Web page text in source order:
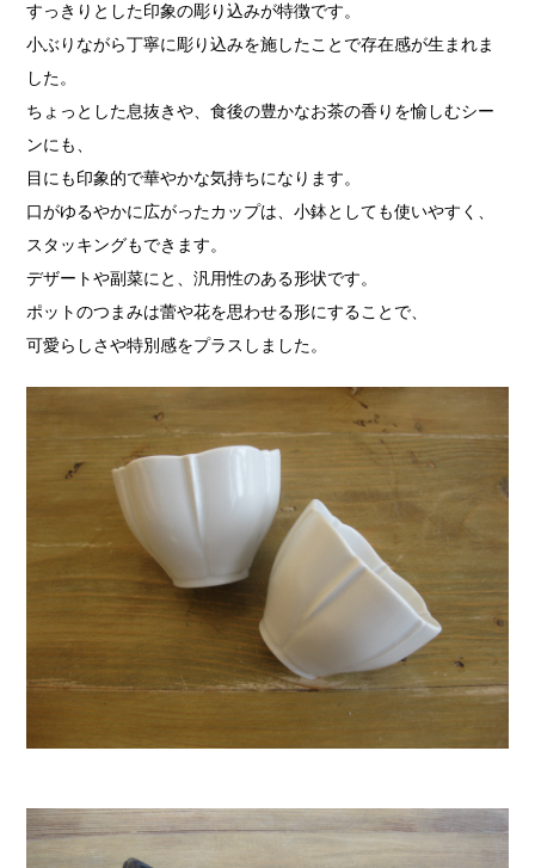
すっきりとした印象の彫り込みが特徴です。
小ぶりながら丁寧に彫り込みを施したことで存在感が生まれま
した。
ちょっとした息抜きや、食後の豊かなお茶の香りを愉しむシー
ンにも、
目にも印象的で華やかな気持ちになります。
口がゆるやかに広がったカップは、小鉢としても使いやすく、
スタッキングもできます。
デザートや副菜にと、汎用性のある形状です。
ポットのつまみは蕾や花を思わせる形にすることで、
可愛らしさや特別感をプラスしました。